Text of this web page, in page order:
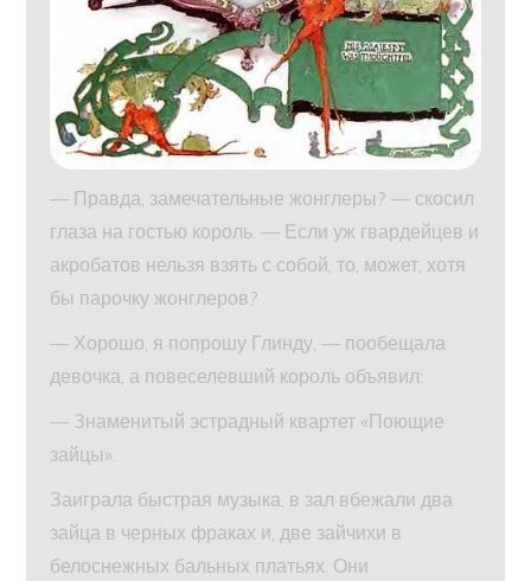
— Правда, замечательные жонглеры? — скосил
глаза на гостью король. — Если уж гвардейцев и
акробатов нельзя взять с собой, то, может, хотя
бы парочку жонглеров?
— Хорошо, я попрошу Глинду, — пообещала
девочка, а повеселевший король объявил:
— Знаменитый эстрадный квартет «Поющие
зайцы».
Заиграла быстрая музыка, в зал вбежали два
зайца в черных фраках и, две зайчихи в
белоснежных бальных платьях. Они